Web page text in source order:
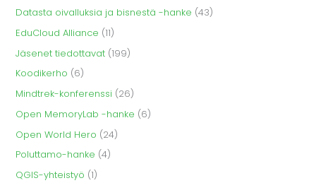
Datasta oivalluksia ja bisnestä -hanke (43)
EduCloud Alliance (11)
Jäsenet tiedottavat (199)
Koodikerho (6)
Mindtrek-konferenssi (26)
Open MemoryLab -hanke (6)
Open World Hero (24)
Poluttamo-hanke (4)
QGIS-yhteistyö (1)